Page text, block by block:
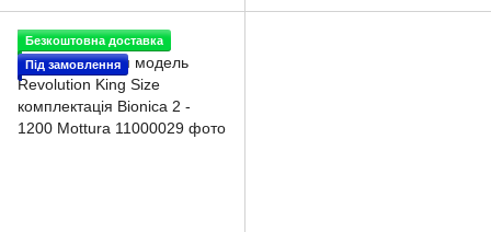
Безкоштовна доставка
Під замовлення